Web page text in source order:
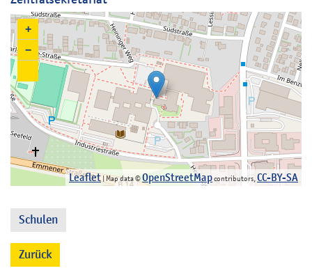
+
−
Leaflet | Map data ©OpenStreetMapcontributors, CC-BY-SA
Schulen
Zurück